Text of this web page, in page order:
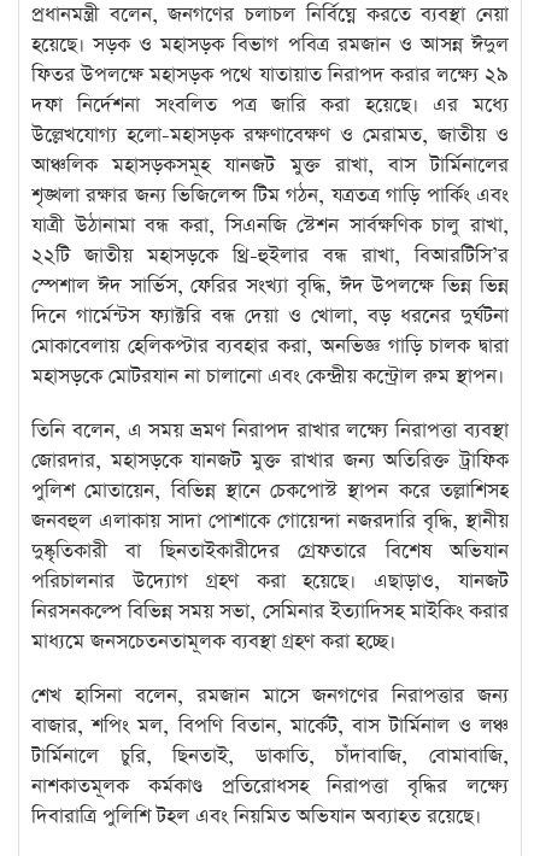
প্রধানমন্ত্রী বলেন, জনগণের চলাচল নির্বিঘ্নে করতে ব্যবস্থা নেয়া
হয়েছে। সড়ক ও মহাসড়ক বিভাগ পবিত্র রমজান ও আসন্ন ঈদুল
ফিতর উপলক্ষে মহাসড়ক পথে যাতায়াত নিরাপদ করার লক্ষ্যে ২৯
দফা নির্দেশনা সংবলিত পত্র জারি করা হয়েছে। এর মধ্যে
উল্লেখযোগ্য হলো-মহাসড়ক রক্ষণাবেক্ষণ ও মেরামত, জাতীয় ও
আঞ্চলিক মহাসড়কসমূহ যানজট মুক্ত রাখা, বাস টার্মিনালের
শৃঙ্খলা রক্ষার জন্য ভিজিলেন্স টিম গঠন, যত্রতত্র গাড়ি পার্কিং এবং
যাত্রী উঠানামা বন্ধ করা, সিএনজি স্টেশন সার্বক্ষণিক চালু রাখা,
২২টি জাতীয় মহাসড়কে থ্রি-হুইলার বন্ধ রাখা, বিআরটিসি’র
স্পেশাল ঈদ সার্ভিস, ফেরির সংখ্যা বৃদ্ধি, ঈদ উপলক্ষে ভিন্ন ভিন্ন
দিনে গার্মেন্টস ফ্যাক্টরি বন্ধ দেয়া ও খোলা, বড় ধরনের দুর্ঘটনা
মোকাবেলায় হেলিকপ্টার ব্যবহার করা, অনভিজ্ঞ গাড়ি চালক দ্বারা
মহাসড়কে মোটরযান না চালানো এবং কেন্দ্রীয় কন্ট্রোল রুম স্থাপন।
তিনি বলেন, এ সময় ভ্রমণ নিরাপদ রাখার লক্ষ্যে নিরাপত্তা ব্যবস্থা
জোরদার, মহাসড়কে যানজট মুক্ত রাখার জন্য অতিরিক্ত ট্রাফিক
পুলিশ মোতায়েন, বিভিন্ন স্থানে চেকপোস্ট স্থাপন করে তল্লাশিসহ
জনবহুল এলাকায় সাদা পোশাকে গোয়েন্দা নজরদারি বৃদ্ধি, স্থানীয়
দুষ্কৃতিকারী বা ছিনতাইকারীদের গ্রেফতারে বিশেষ অভিযান
পরিচালনার উদ্যোগ গ্রহণ করা হয়েছে। এছাড়াও, যানজট
নিরসনকল্পে বিভিন্ন সময় সভা, সেমিনার ইত্যাদিসহ মাইকিং করার
মাধ্যমে জনসচেতনতামূলক ব্যবস্থা গ্রহণ করা হচ্ছে।
শেখ হাসিনা বলেন, রমজান মাসে জনগণের নিরাপত্তার জন্য
বাজার, শপিং মল, বিপণি বিতান, মার্কেট, বাস টার্মিনাল ও লঞ্চ
টার্মিনালে চুরি, ছিনতাই, ডাকাতি, চাঁদাবাজি, বোমাবাজি,
নাশকাতমূলক কর্মকাণ্ড প্রতিরোধসহ নিরাপত্তা বৃদ্ধির লক্ষ্যে
দিবারাত্রি পুলিশি টহল এবং নিয়মিত অভিযান অব্যাহত রয়েছে।